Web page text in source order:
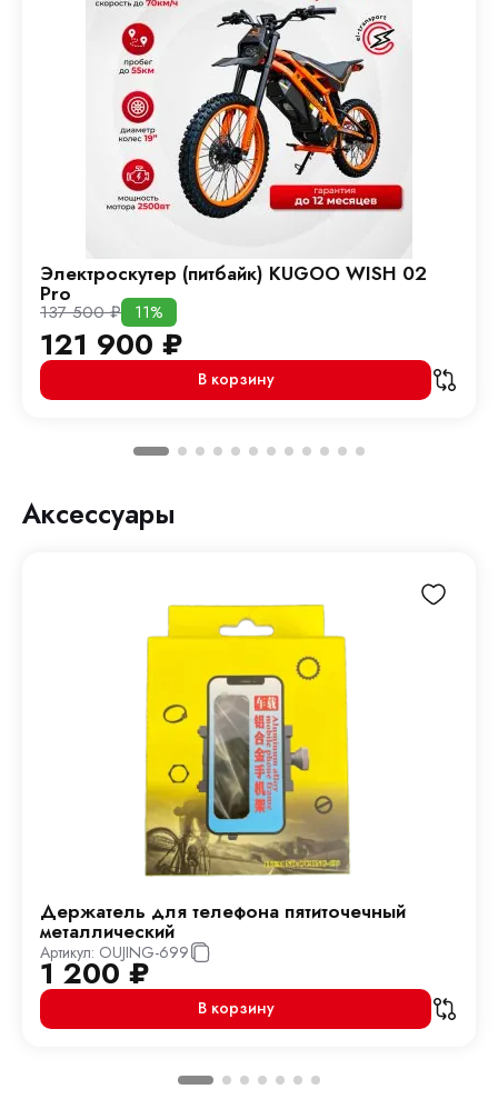
Электроскутер (питбайк) KUGOO WISH 02
Pro
137 500₽ 11%
121 900 ₽
В корзину
Аксессуары
Держатель для телефона пятиточечный
металлический
Артикул: OUJING-699
1 200₽
В корзину